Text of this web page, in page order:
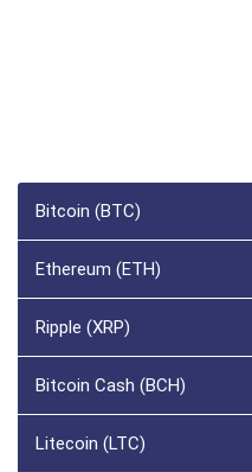
Bitcoin (BTC)
Ethereum (ETH)
Ripple (XRP)
Bitcoin Cash (BCH)
Litecoin (LTC)